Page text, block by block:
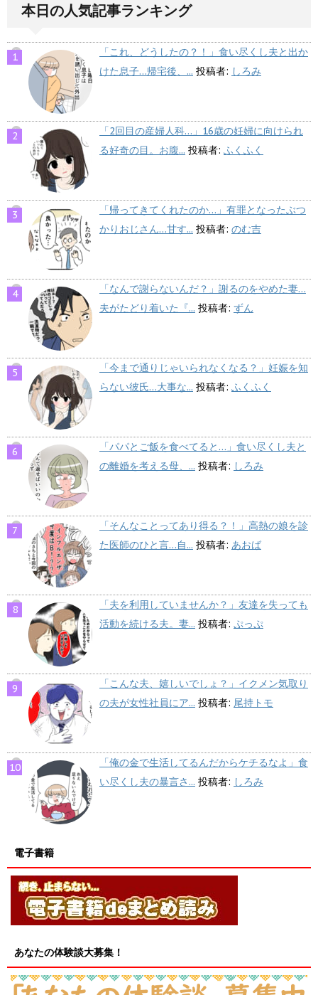
本日の人気記事ランキング
「これ、どうしたの？！」食い尽くし夫と出か
けた息子…帰宅後、... 投稿者: しろみ
「2回目の産婦人科…」16歳の妊婦に向けられ
る好奇の目。お腹... 投稿者: ふくふく
「帰ってきてくれたのか…」有罪となったぶつ
かりおじさん…甘す... 投稿者: のむ吉
「なんで謝らないんだ？」謝るのをやめた妻…
夫がたどり着いた『... 投稿者: ずん
「今まで通りじゃいられなくなる？」妊娠を知
らない彼氏…大事な... 投稿者: ふくふく
「パパとご飯を食べてると…」食い尽くし夫と
の離婚を考える母、... 投稿者: しろみ
「そんなことってあり得る？！」高熱の娘を診
た医師のひと言…自... 投稿者: あおば
「夫を利用していませんか？」友達を失っても
活動を続ける夫。妻... 投稿者: ぷっぷ
「こんな夫、嬉しいでしょ？」イクメン気取り
の夫が女性社員にア... 投稿者: 尾持トモ
「俺の金で生活してるんだからケチるなよ」食
い尽くし夫の暴言さ... 投稿者: しろみ
電子書籍
あなたの体験談大募集！